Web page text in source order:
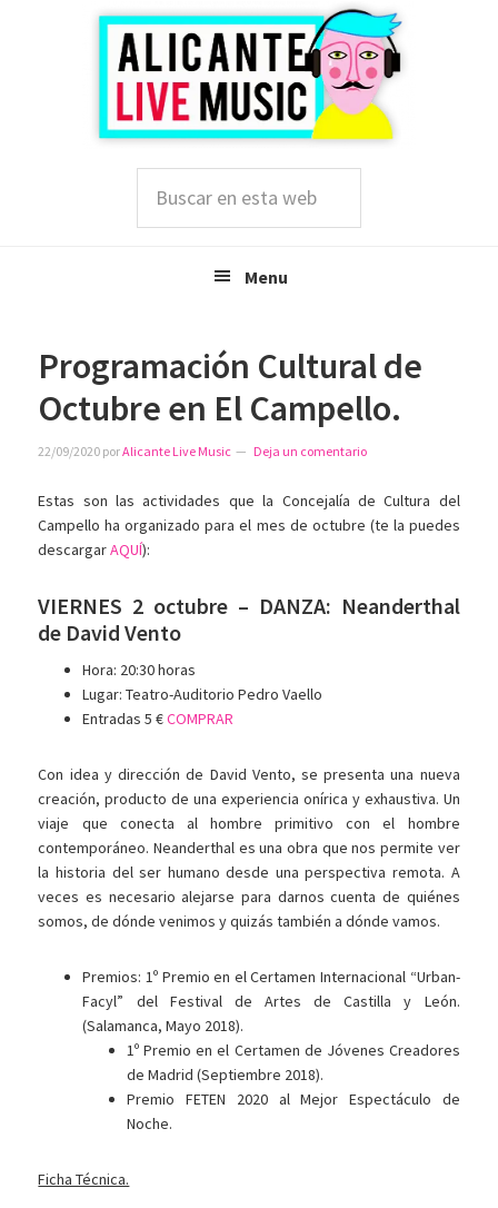
esta
Menu
Programación Cultural de
Octubre en El Campello.
22/09/2020 porAlicante Live Music Deja un comentario
Estas son las actividades que la Concejalía de Cultura del
Campello ha organizado para el mes de octubre (te la puedes
descargarAQUÍ):
VIERNES 2 octubre – DANZA: Neanderthal
de David Vento
Hora: 20:30 horas
Lugar: Teatro-Auditorio Pedro Vaello
Entradas 5 €COMPRAR
Con idea y dirección de David Vento, se presenta una nueva
creación, producto de una experiencia onírica y exhaustiva. Un
viaje que conecta al hombre primitivo con el hombre
contemporáneo. Neanderthal es una obra que nos permite ver
la historia del ser humano desde una perspectiva remota. A
veces es necesario alejarse para darnos cuenta de quiénes
somos, de dónde venimos y quizás también a dónde vamos.
Premios: 1º Premio en el Certamen Internacional “Urban-
Facyl” del Festival de Artes de Castilla y León.
(Salamanca, Mayo 2018).
1º Premio en el Certamen de Jóvenes Creadores
de Madrid (Septiembre 2018).
Premio FETEN 2020 al Mejor Espectáculo de
Noche.
Ficha Técnica.